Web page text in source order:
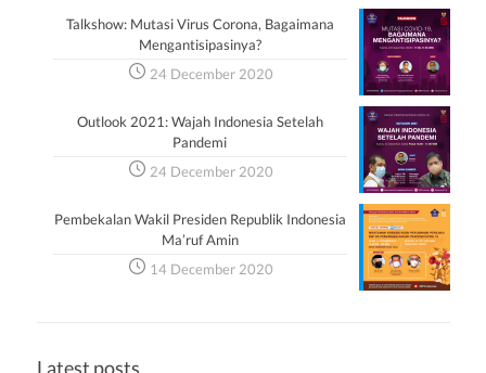
Talkshow: Mutasi Virus Corona, Bagaimana
Mengantisipasinya?
24 December 2020
Outlook 2021: Wajah Indonesia Setelah
Pandemi
24 December 2020
Pembekalan Wakil Presiden Republik Indonesia
Ma’ruf Amin
14 December 2020
Latest posts